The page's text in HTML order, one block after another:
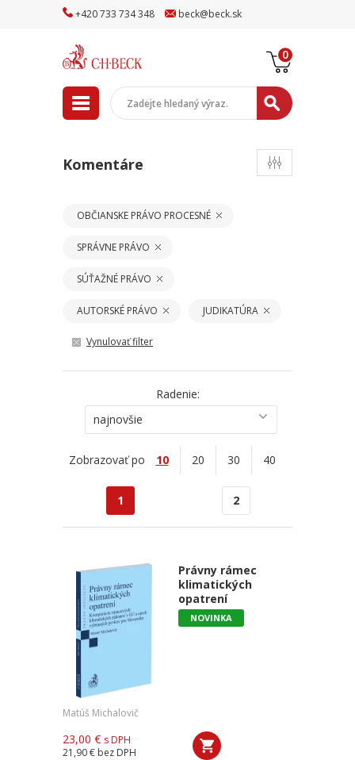
+420733 734348 beck@beck.sk
0
Komentáre
OBČIANSKE PRÁVO PROCESNÉ
SPRÁVNE PRÁVO
SÚŤAŽNÉ PRÁVO
AUTORSKÉ PRÁVO JUDIKATÚRA
Vynulovať filter
Radenie:
najnovšie
Zobrazovať po 10 20 30 40
1 2
Právny rámec
klimatických
opatrení
NOVINKA
Matúš Michalovič
23,00 € s DPH
21,90 € bez DPH